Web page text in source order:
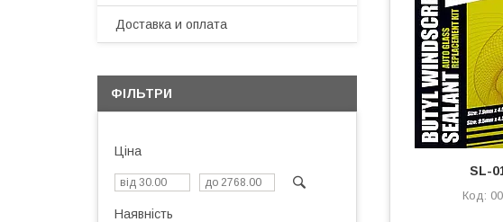
SL-
Доставка и оплата
ФІЛЬТРИ
Ціна
Наявність